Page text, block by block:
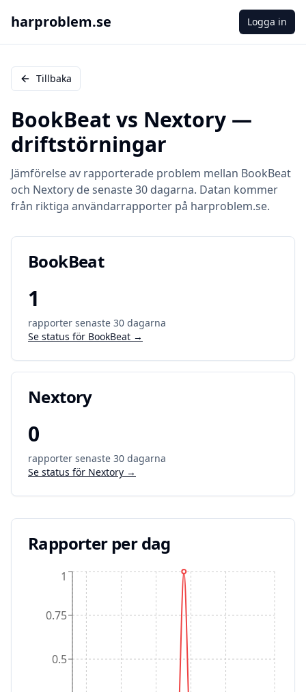
harproblem.se Logga in
Tillbaka
BookBeat vs Nextory —
driftstörningar
Jämförelse av rapporterade problem mellan BookBeat
och Nextory de senaste 30 dagarna. Datan kommer
från riktiga användarrapporter på harproblem.se.
BookBeat
1
rapporter senaste 30 dagarna
Se status för BookBeat →
Nextory
0
rapporter senaste 30 dagarna
Se status för Nextory →
Rapporter per dag
0.5
0.75
1